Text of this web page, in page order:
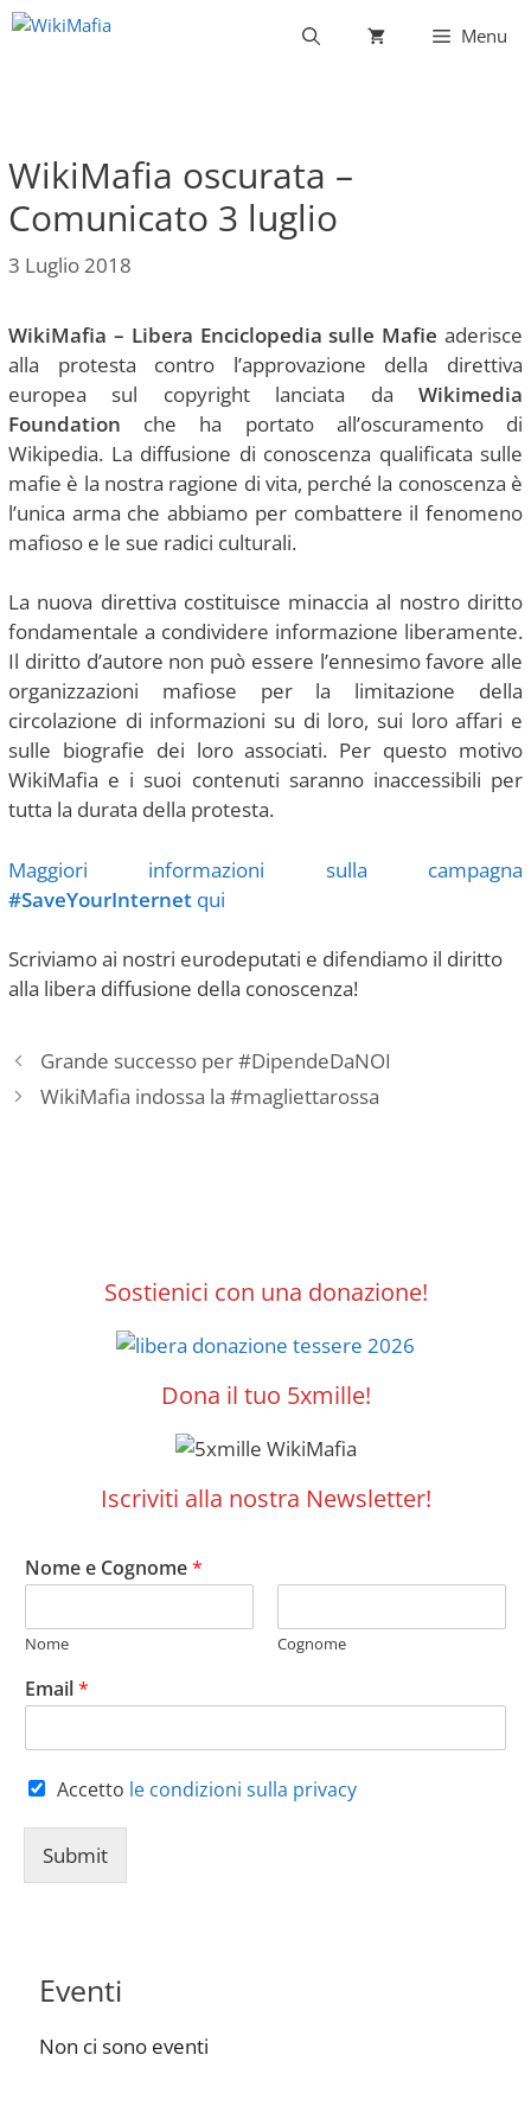
Vai
Menu
WikiMafia oscurata –
Comunicato 3 luglio
3 Luglio 2018
WikiMafia – Libera Enciclopedia sulle Mafie aderisce
alla protesta contro l’approvazione della direttiva
europea sul copyright lanciata da Wikimedia
Foundation che ha portato all’oscuramento di
Wikipedia. La diffusione di conoscenza qualificata sulle
mafie è la nostra ragione di vita, perché la conoscenza è
l’unica arma che abbiamo per combattere il fenomeno
mafioso e le sue radici culturali.
La nuova direttiva costituisce minaccia al nostro diritto
fondamentale a condividere informazione liberamente.
Il diritto d’autore non può essere l’ennesimo favore alle
organizzazioni mafiose per la limitazione della
circolazione di informazioni su di loro, sui loro affari e
sulle biografie dei loro associati. Per questo motivo
WikiMafia e i suoi contenuti saranno inaccessibili per
tutta la durata della protesta.
Maggiori informazioni sulla campagna
#SaveYourInternet qui
Scriviamo ai nostri eurodeputati e difendiamo il diritto
alla libera diffusione della conoscenza!
Grande successo per #DipendeDaNOI
WikiMafia indossa la #magliettarossa
Sostienici con una donazione!
Dona il tuo 5xmille!
Iscriviti alla nostra Newsletter!
Nome e Cognome*
Nome Cognome
Email*
Accetto le condizioni sulla privacy
Submit
Eventi
Non ci sono eventi